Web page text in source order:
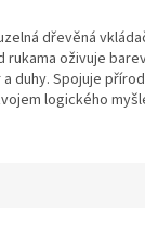
dřevěná
rukama oživuje
a duhy. Spojuje
logického